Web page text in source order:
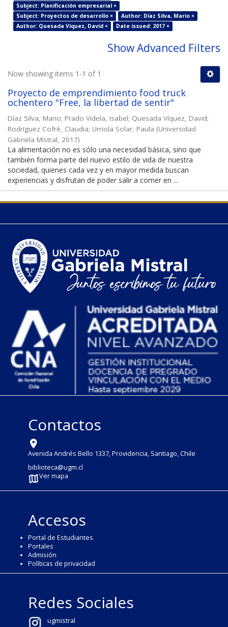
Subject: Planificación empresarial ×
Subject: Proyectos de desarrollo ×
Author: Díaz Silva, Mario ×
Author: Quesada Víquez, David ×
Date issued: 2017 ×
Show Advanced Filters
Now showing items 1-1 of 1
Proyecto de emprendimiento food truck
ochentero "Free, la libertad de sentir"
Díaz Silva, Mario; Prado Videla, Isabel; Quesada Víquez, David;
Rodríguez Cofré, Claudia; Urriola Solar, Paula (Universidad
Gabriela Mistral, 2017)
La alimentación no es sólo una necesidad básica, sino que
también forma parte del nuevo estilo de vida de nuestra
sociedad, quienes cada vez y en mayor medida buscan
experiencias y disfrutan de poder salir a comer en ...
Contactos
Avenida Andrés Bello 1337, Providencia, Santiago, Chile
biblioteca@ugm.cl
Ver mapa
Accesos
Portal de Estudiantes
Portales
Admisión
Políticas de privacidad
Redes Sociales
ugmistral